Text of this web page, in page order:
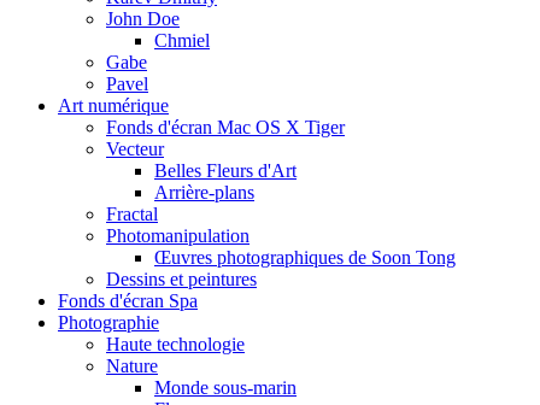
John Doe
Chmiel
Gabe
Pavel
Art numérique
Fonds d'écran Mac OS X Tiger
Vecteur
Belles Fleurs d'Art
Arrière-plans
Fractal
Photomanipulation
Œuvres photographiques de Soon Tong
Dessins et peintures
Fonds d'écran Spa
Photographie
Haute technologie
Nature
Monde sous-marin